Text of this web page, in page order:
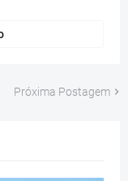
Próxima Postagem